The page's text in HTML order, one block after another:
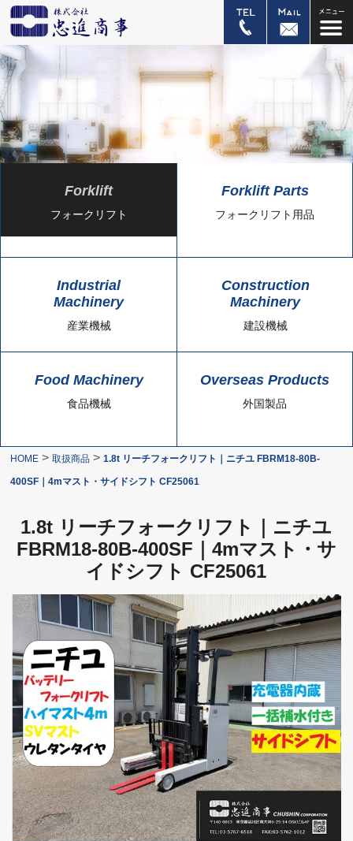
Forklift
フォークリフト
Forklift Parts
フォークリフト用品
Industrial
Machinery
産業機械
Construction
Machinery
建設機械
Food Machinery
食品機械
Overseas Products
外国製品
HOME >取扱商品 >1.8t リーチフォークリフト｜ニチユ FBRM18-80B-
400SF｜4mマスト・サイドシフト CF25061
1.8t リーチフォークリフト｜ニチユ
FBRM18-80B-400SF｜4mマスト・サ
イドシフト CF25061